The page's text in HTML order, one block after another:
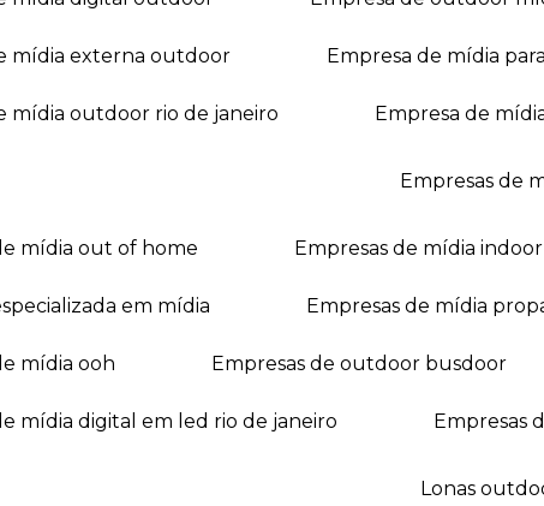
mídia externa outdoor empresa de mídia
mídia outdoor rio de janeiro empresa de
empresas de
mídia out of home empresas de mídia indoor
em mídia empresas de mídia
mídia ooh empresas de outdoor busdoor
mídia digital em led rio de janeiro
lonas